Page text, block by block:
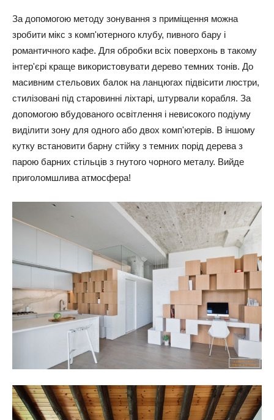
За допомогою методу зонування з приміщення можна
зробити мікс з комп'ютерного клубу, пивного бару і
романтичного кафе. Для обробки всіх поверхонь в такому
інтер'єрі краще використовувати дерево темних тонів. До
масивним стельових балок на ланцюгах підвісити люстри,
стилізовані під старовинні ліхтарі, штурвали корабля. За
допомогою вбудованого освітлення і невисокого подіуму
виділити зону для одного або двох комп'ютерів. В іншому
кутку встановити барну стійку з темних порід дерева з
парою барних стільців з гнутого чорного металу. Вийде
приголомшлива атмосфера!